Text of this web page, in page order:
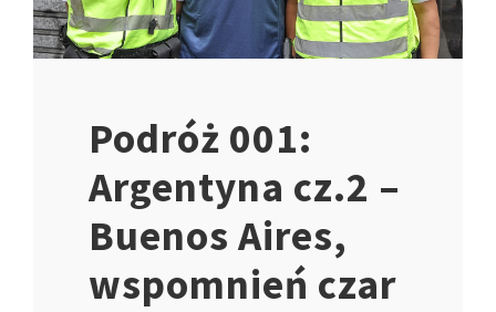
Podróż 001:
Argentyna cz.2 –
Buenos Aires,
wspomnień czar